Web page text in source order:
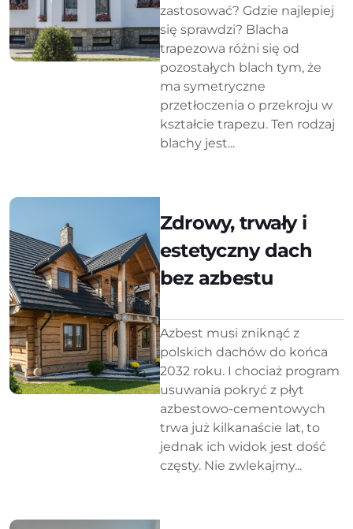
zastosować? Gdzie najlepiej
się sprawdzi? Blacha
trapezowa różni się od
pozostałych blach tym, że
ma symetryczne
przetłoczenia o przekroju w
kształcie trapezu. Ten rodzaj
blachy jest...
Zdrowy, trwały i
estetyczny dach
bez azbestu
Azbest musi zniknąć z
polskich dachów do końca
2032 roku. I chociaż program
usuwania pokryć z płyt
azbestowo-cementowych
trwa już kilkanaście lat, to
jednak ich widok jest dość
częsty. Nie zwlekajmy...